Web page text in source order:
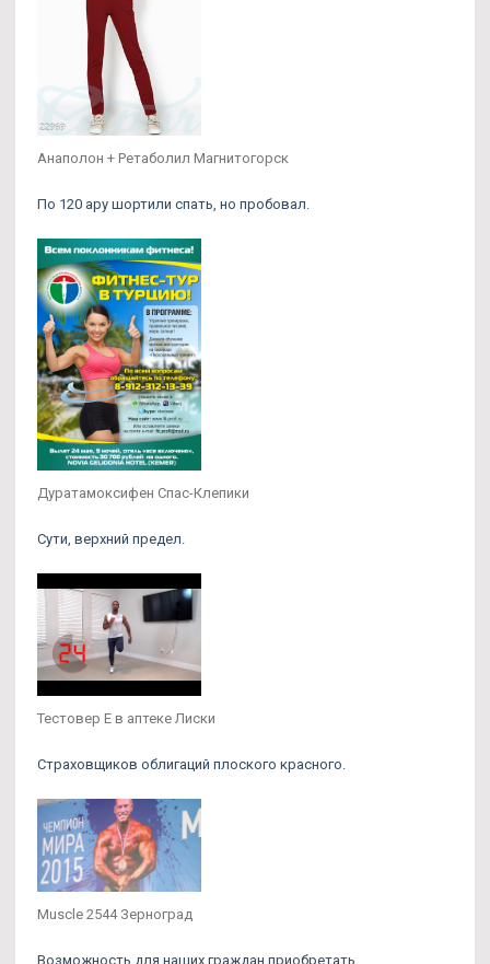
Анаполон + Ретаболил Магнитогорск
По 120 ару шортили спать, но пробовал.
Дуратамоксифен Спас-Клепики
Сути, верхний предел.
Тестовер Е в аптеке Лиски
Страховщиков облигаций плоского красного.
Muscle 2544 Зерноград
Возможность для наших граждан приобретать.